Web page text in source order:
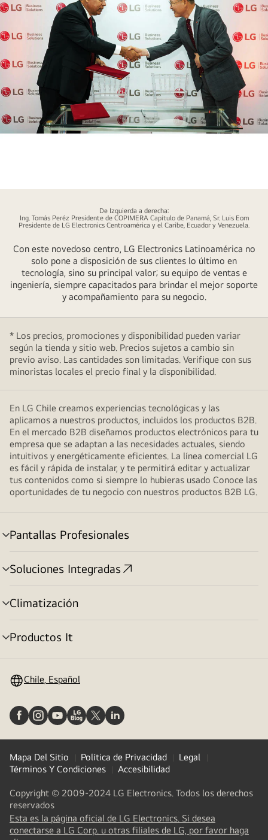
De Izquierda a derecha:
Ing. Tomás Peréz Presidente de COPIMERA Capítulo de Panamá, Sr. Luis Eom
Presidente de LG Electronics Centroamérica y el Caribe, Ecuador y Venezuela.
Con este novedoso centro, LG Electronics Latinoamérica no
solo pone a disposición de sus clientes lo último en
tecnología, sino su principal valor; su equipo de ventas e
ingeniería, siempre capacitados para brindar el mejor soporte
y acompañamiento para su negocio.
* Los precios, promociones y disponibilidad pueden variar
según la tienda y sitio web. Precios sujetos a cambio sin
previo aviso. Las cantidades son limitadas. Verifique con sus
minoristas locales el precio final y la disponibilidad.
En LG Chile creamos experiencias tecnológicas y las
aplicamos a nuestros productos, incluidos los productos B2B.
En el mercado B2B diseñamos productos electrónicos para tu
empresa que se adaptan a las necesidades actuales, siendo
intuitivos y energéticamente eficientes. La línea comercial LG
es fácil y rápida de instalar, y te permitirá editar y actualizar
tus contenidos como si siempre lo hubieras usado Conoce las
oportunidades de tu negocio con nuestros productos B2B LG.
Pantallas Profesionales
cambiar
de
menú
Soluciones Integradas
cambiar
de
menú
Climatización
cambiar
de
menú
Productos It
cambiar
Chile, Español
Mapa Del Sitio Política de Privacidad
Legal
Términos Y Condiciones
Accesibilidad
Copyright © 2009-2024 LG Electronics. Todos los derechos
reservados
Esta es la página oficial de LG Electronics. Si desea
conectarse a LG Corp. u otras filiales de LG, por favor haga